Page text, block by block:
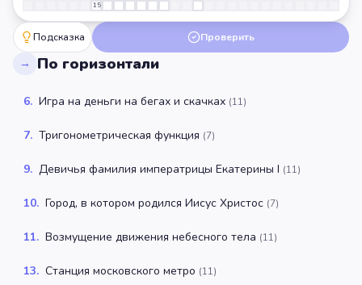
15
Подсказка Проверить
→ По горизонтали
6. Игра на деньги на бегах и скачках (11)
7. Тригонометрическая функция (7)
9. Девичья фамилия императрицы Екатерины I (11)
10. Город, в котором родился Иисус Христос (7)
11. Возмущение движения небесного тела (11)
13. Станция московского метро (11)